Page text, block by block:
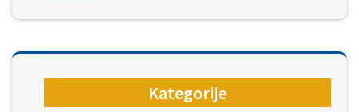
Kategorije